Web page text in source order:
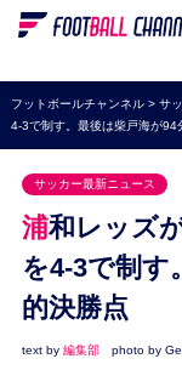
WEリーグ
海外サッカ
プレミア
ラ・リーガ
セリエA
ブンデス
UEFA
ナショナル
フットボールチャンネル> サ
4-3で制す。最後は柴戸海が94
サッカー最新ニュース
浦和レッズがコンサドーレ札幌との熱戦
を4-3で制す
的決勝点
text by 編集部 photo by